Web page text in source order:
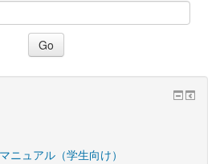
ニュアル（学生向け）